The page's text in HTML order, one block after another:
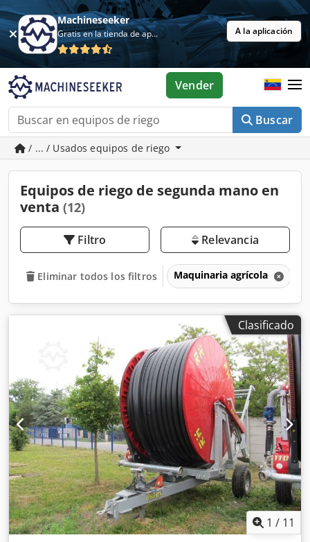
Machineseeker
Gratis en la tienda de aplicaciones A la aplicación
Buscar
Vender
/ ... / Usados equipos de riego
Equipos de riego de segunda mano en
venta (12)
Filtro Relevancia
Eliminar todos los filtros Maquinaria agrícola
Clasificado
1 / 11